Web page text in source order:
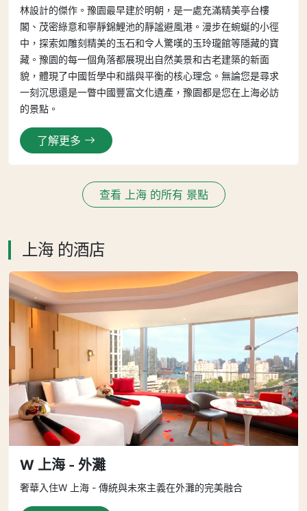
林設計的傑作。豫園最早建於明朝，是一處充滿精美亭台樓
閣、茂密綠意和寧靜錦鯉池的靜謐避風港。漫步在蜿蜒的小徑
中，探索如雕刻精美的玉石和令人驚嘆的玉玲瓏館等隱藏的寶
藏。豫園的每一個角落都展現出自然美景和古老建築的新面
貌，體現了中國哲學中和諧與平衡的核心理念。無論您是尋求
一刻沉思還是一瞥中國豐富文化遺產，豫園都是您在上海必訪
的景點。
了解更多
查看 上海 的所有 景點
上海 的酒店
W 上海 - 外灘
奢華入住W 上海 - 傳統與未來主義在外灘的完美融合